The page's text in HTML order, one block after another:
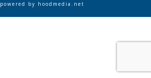
powered by hoodmedia.net